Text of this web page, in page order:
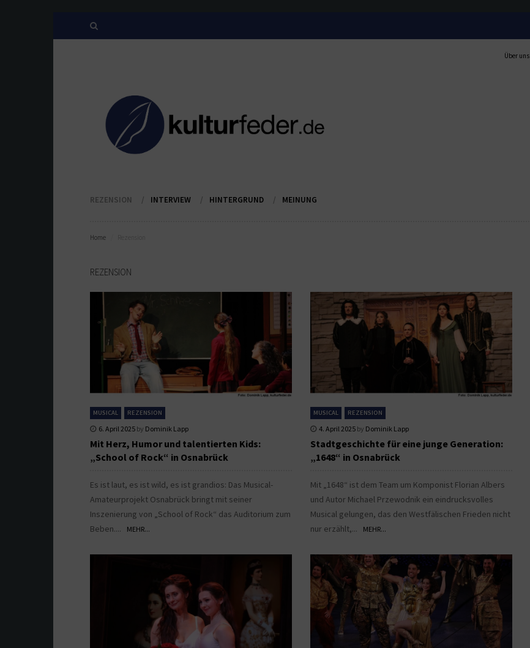
Über uns
REZENSION INTERVIEW HINTERGRUND MEINUNG
Home
REZENSION
MUSICAL REZENSION
6. April 2025 by Dominik Lapp
Mit Herz, Humor und talentierten Kids:
„School of Rock“ in Osnabrück
Es ist laut, es ist wild, es ist grandios: Das Musical-
Amateurprojekt Osnabrück bringt mit seiner
Inszenierung von „School of Rock“ das Auditorium zum
Beben....
MEHR...
MUSICAL REZENSION
4. April 2025 by Dominik Lapp
Stadtgeschichte für eine junge Generation:
„1648“ in Osnabrück
Mit „1648“ ist dem Team um Komponist Florian Albers
und Autor Michael Przewodnik ein eindrucksvolles
Musical gelungen, das den Westfälischen Frieden nicht
nur erzählt,...
MEHR...